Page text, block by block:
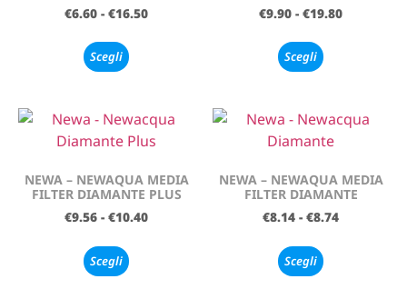
€6.60 - €16.50
Scegli
€9.90 - €19.80
Scegli
NEWA – NEWAQUA MEDIA
FILTER DIAMANTE PLUS
€9.56 - €10.40
Scegli
NEWA – NEWAQUA MEDIA
FILTER DIAMANTE
€8.14 - €8.74
Scegli